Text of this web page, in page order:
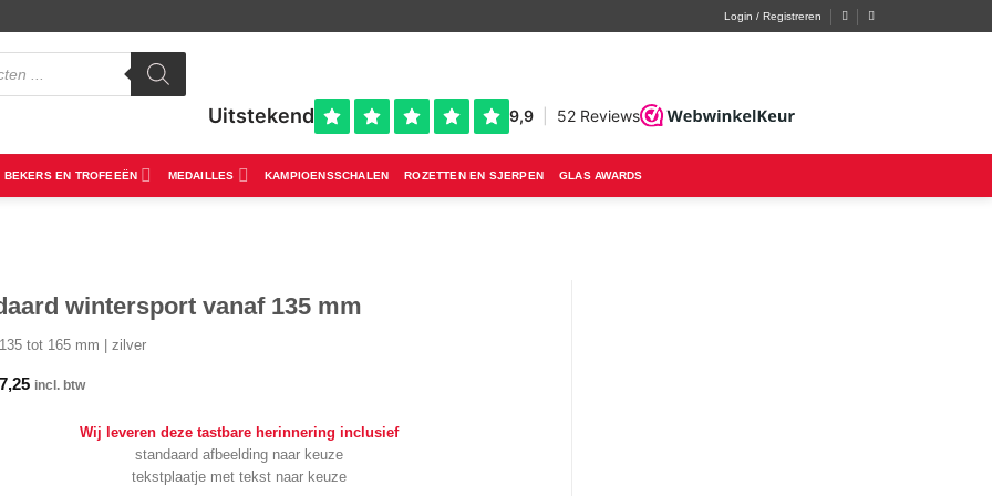
Login / Registreren
BEKERS EN TROFEEËN MEDAILLES KAMPIOENSSCHALEN ROZETTEN EN SJERPEN GLAS AWARDS
wintersport vanaf 135 mm
tot 165 mm | zilver
incl. btw
Wij leveren deze tastbare herinnering inclusief
standaard afbeelding naar keuze
tekstplaatje met tekst naar keuze